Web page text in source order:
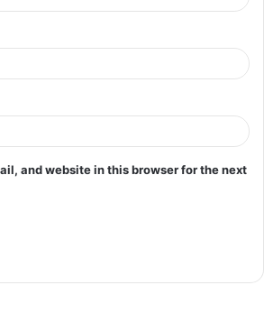
and website in this browser for the next